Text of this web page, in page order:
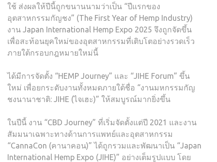
ใช้ ส่งผลให้ปีนี้ถูกขนานนามว่าเป็น “ปีแรกของ
อุตสาหกรรมกัญชง” (The First Year of Hemp Industry)
งาน Japan International Hemp Expo 2025 จึงถูกจัดขึ้น
เพื่อสะท้อนยุคใหม่ของอุตสาหกรรมที่เติบโตอย่างรวดเร็ว
ภายใต้กรอบกฎหมายใหม่นี้
ได้มีการจัดตั้ง “HEMP Journey” และ “JIHE Forum” ขึ้น
ใหม่ เพื่อยกระดับงานทั้งหมดภายใต้ชื่อ “งานมหกรรมกัญ
ชงนานาชาติ: JIHE (ไจเฮะ)” ให้สมบูรณ์มากยิ่งขึ้น
ในปีนี้ งาน “CBD Journey” ที่เริ่มจัดตั้งแต่ปี 2021 และงาน
สัมมนาเฉพาะทางด้านการแพทย์และอุตสาหกรรม
“CannaCon (คานาคอน)” ได้ถูกรวมและพัฒนาเป็น “Japan
International Hemp Expo (JIHE)” อย่างเต็มรูปแบบ โดย